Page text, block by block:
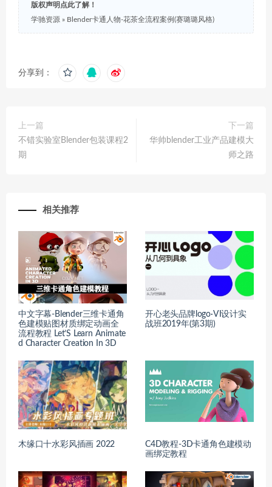
版权声明点此了解！
学驰资源 » Blender卡通人物-花茶全流程案例(赛璐璐风格)
分享到：
上一篇
不错实验室Blender包装课程2
期
下一篇
华帅blender工业产品建模大
师之路
相关推荐
中文字幕-Blender三维卡通角
色建模贴图材质绑定动画全
流程教程 Let’S Learn Animate
d Character Creation In 3D
开心老头品牌logo·VI设计实
战班2019年(第3期)
木缘口十水彩风插画 2022
C4D教程-3D卡通角色建模动
画绑定教程